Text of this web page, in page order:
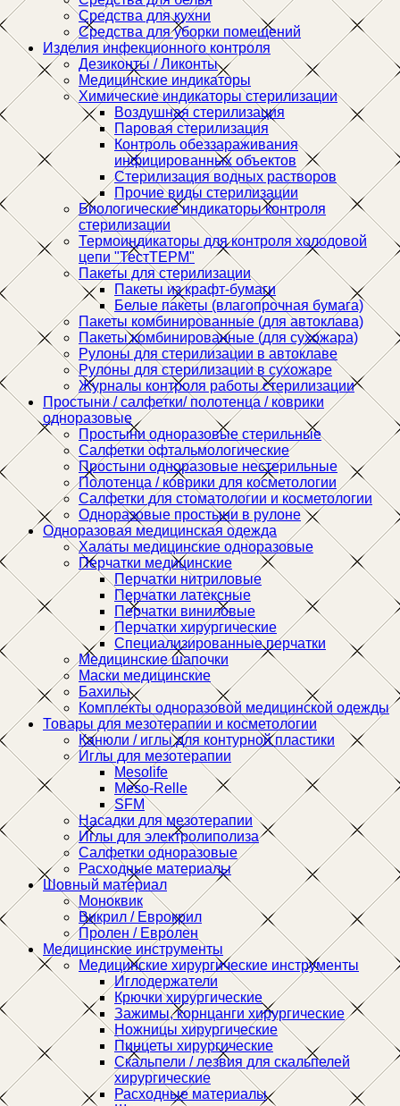
Средства для кухни
Средства для уборки помещений
Изделия инфекционного контроля
Дезиконты / Ликонты
Медицинские индикаторы
Химические индикаторы стерилизации
Воздушная стерилизация
Паровая стерилизация
Контроль обеззараживания
инфицированных объектов
Стерилизация водных растворов
Прочие виды стерилизации
Биологические индикаторы контроля
стерилизации
Термоиндикаторы для контроля холодовой
цепи "ТестТЕРМ"
Пакеты для стерилизации
Пакеты из крафт-бумаги
Белые пакеты (влагопрочная бумага)
Пакеты комбинированные (для автоклава)
Пакеты комбинированные (для сухожара)
Рулоны для стерилизации в автоклаве
Рулоны для стерилизации в сухожаре
Журналы контроля работы стерилизации
Простыни / салфетки/ полотенца / коврики
одноразовые
Простыни одноразовые стерильные
Салфетки офтальмологические
Простыни одноразовые нестерильные
Полотенца / коврики для косметологии
Салфетки для стоматологии и косметологии
Одноразовые простыни в рулоне
Одноразовая медицинская одежда
Халаты медицинские одноразовые
Перчатки медицинские
Перчатки нитриловые
Перчатки латексные
Перчатки виниловые
Перчатки хирургические
Специализированные перчатки
Медицинские шапочки
Маски медицинские
Бахилы
Комплекты одноразовой медицинской одежды
Товары для мезотерапии и косметологии
Канюли / иглы для контурной пластики
Иглы для мезотерапии
Mesolife
Meso-Relle
SFM
Насадки для мезотерапии
Иглы для электролиполиза
Салфетки одноразовые
Расходные материалы
Шовный материал
Моноквик
Викрил / Еврокрил
Пролен / Евролен
Медицинские инструменты
Медицинские хирургические инструменты
Иглодержатели
Крючки хирургические
Зажимы, корнцанги хирургические
Ножницы хирургические
Пинцеты хирургические
Скальпели / лезвия для скальпелей
хирургические
Расходные материалы